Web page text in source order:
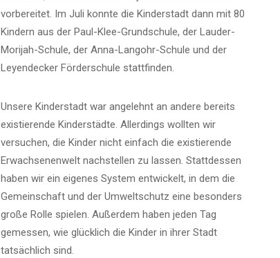
vorbereitet. Im Juli konnte die Kinderstadt dann mit 80
Kindern aus der Paul-Klee-Grundschule, der Lauder-
Morijah-Schule, der Anna-Langohr-Schule und der
Leyendecker Förderschule stattfinden.
Unsere Kinderstadt war angelehnt an andere bereits
existierende Kinderstädte. Allerdings wollten wir
versuchen, die Kinder nicht einfach die existierende
Erwachsenenwelt nachstellen zu lassen. Stattdessen
haben wir ein eigenes System entwickelt, in dem die
Gemeinschaft und der Umweltschutz eine besonders
große Rolle spielen. Außerdem haben jeden Tag
gemessen, wie glücklich die Kinder in ihrer Stadt
tatsächlich sind.